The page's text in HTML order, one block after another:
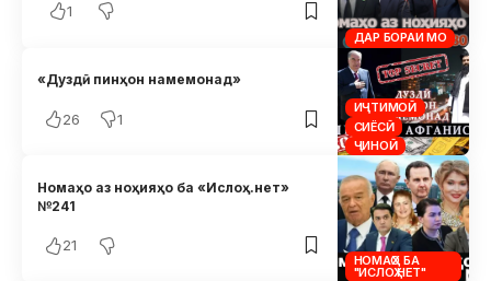
ДАР БОРАИ МО
1
ИҶТИМОӢ
СИЁСӢ
ҶИНОӢ
«Дуздӣ пинҳон намемонад»
26 1
НОМАҲО БА
"ИСЛОҲ.НЕТ"
Номаҳо аз ноҳияҳо ба «Ислоҳ.нет»
№241
21